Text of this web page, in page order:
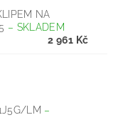
NA
– SKLADEM
2 961 Kč
LM –